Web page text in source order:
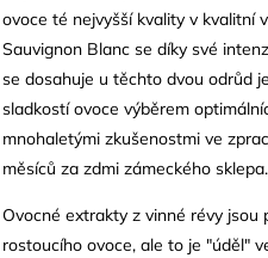
ovoce té nejvyšší kvality v kvalitní
Sauvignon Blanc se díky své
se dosahuje u těchto dvou odrůd
sladkostí ovoce výběrem
mnohaletými zkušenostmi ve
měsíců za zdmi zámeckého sklepa.
Ovocné extrakty z vinné révy jsou
rostoucího ovoce, ale to je "úděl"